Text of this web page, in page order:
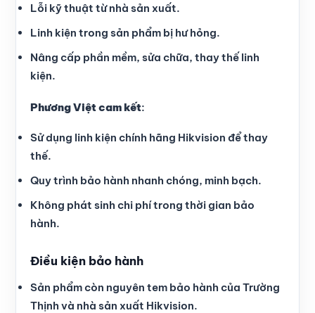
Lỗi kỹ thuật từ nhà sản xuất.
Linh kiện trong sản phẩm bị hư hỏng.
Nâng cấp phần mềm, sửa chữa, thay thế linh
kiện.
Phương Việt cam kết:
Sử dụng linh kiện chính hãng Hikvision để thay
thế.
Quy trình bảo hành nhanh chóng, minh bạch.
Không phát sinh chi phí trong thời gian bảo
hành.
Điều kiện bảo hành
Sản phẩm còn nguyên tem bảo hành của Trường
Thịnh và nhà sản xuất Hikvision.